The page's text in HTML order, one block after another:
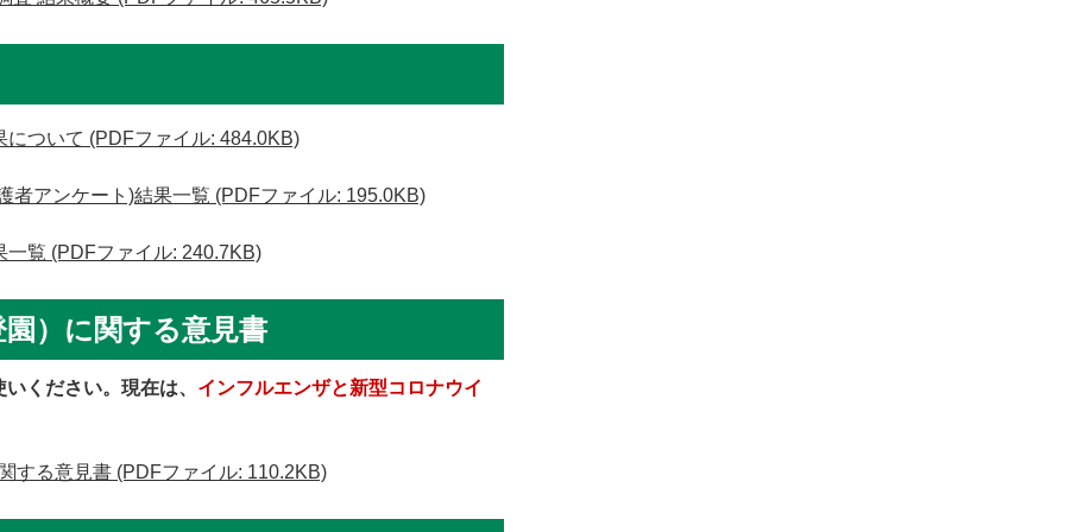
ついて (PDFファイル: 484.0KB)
アンケート)結果一覧 (PDFファイル: 195.0KB)
覧 (PDFファイル: 240.7KB)
）に関する意見書
ください。現在は、 インフルエンザと新型コロナウイ
する意見書 (PDFファイル: 110.2KB)